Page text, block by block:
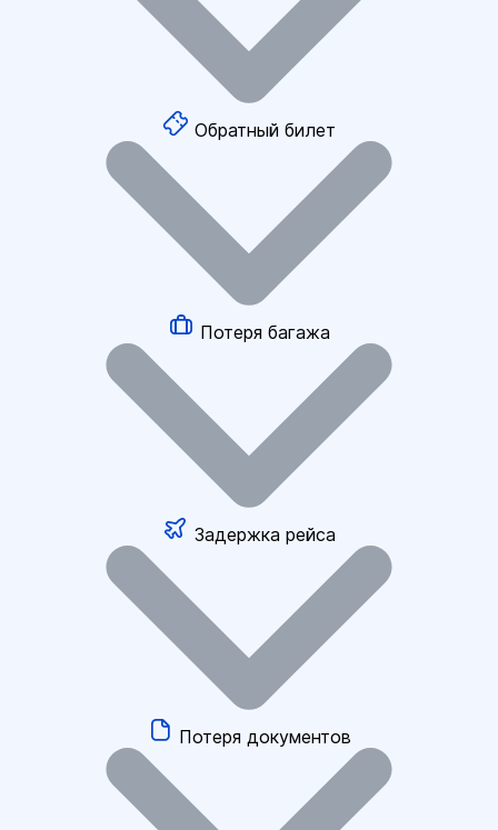
Обратный билет
Потеря багажа
Задержка рейса
Потеря документов